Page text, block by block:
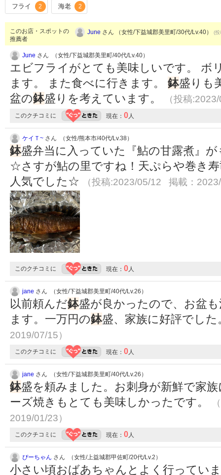
フライ 2 海老 2
このお店・スポットの
推薦者
June さん （女性/下益城郡美里町/30代/Lv.40） (
June さん （女性/下益城郡美里町/40代/Lv.40）
エビフライがとても美味しいです。 ボ
ます。 また食べに行きます。 鉢盛りも
盆の鉢盛りを考えています。 （投稿
このクチコミに 現在： 0人
ケイＴ~ さん （女性/熊本市/40代/Lv.38）
鉢盛弁当に入っていた『鮎の甘露煮』
☆さすが鮎の里ですね！天ぷらや巻き
人気でした☆
（投稿:2023/05/12 掲載：
このクチコミに 現在： 0人
jane さん （女性/下益城郡美里町/40代/Lv.26）
以前頼んだ鉢盛が良かったので、お盆
ます。一万円の鉢盛、家族に好評でし
2019/07/15）
このクチコミに 現在： 0人
jane さん （女性/下益城郡美里町/40代/Lv.26）
鉢盛を頼みました。お刺身が新鮮で家
ーズ焼きもとても美味しかったです。
2019/01/23）
このクチコミに 現在： 0人
ぴーちゃん さん （女性/上益城郡甲佐町/20代/Lv.2）
小さい頃おばあちゃんとよく行ってい